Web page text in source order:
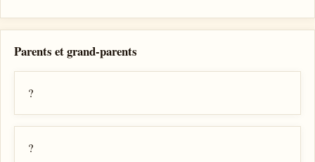
Parents et grand-parents
?
?